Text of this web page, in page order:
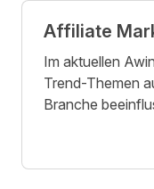
Affiliate
Im aktuellen
Trend-Themen
Branche